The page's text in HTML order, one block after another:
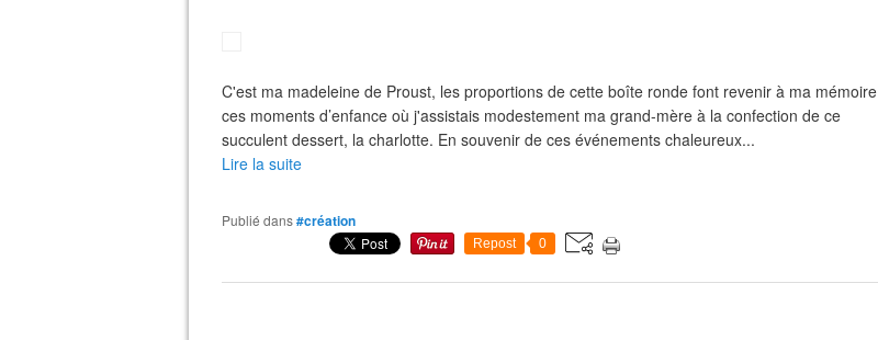
C'est ma madeleine de Proust, les proportions de cette boîte ronde font revenir à ma mémoire
ces moments d’enfance où j'assistais modestement ma grand-mère à la confection de ce
succulent dessert, la charlotte. En souvenir de ces événements chaleureux...
Lire la suite
Publié dans#création
Repost 0